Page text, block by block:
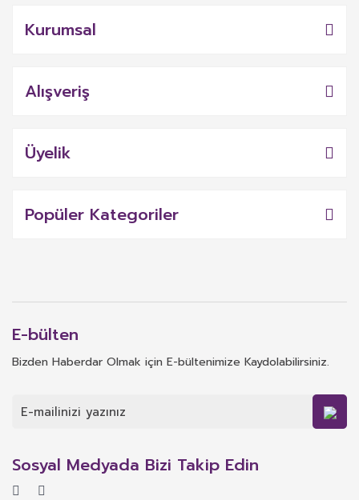
Kurumsal
Alışveriş
Üyelik
Popüler Kategoriler
E-bülten
Bizden Haberdar Olmak için E-bültenimize Kaydolabilirsiniz.
Sosyal Medyada Bizi Takip Edin